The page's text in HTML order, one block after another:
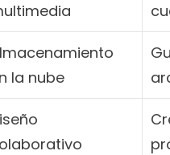
la nube